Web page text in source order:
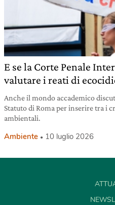
E se la Corte Penale
valutare i reati di
Anche il mondo accademico
Statuto di Roma per inserire tra i
ambientali.
Ambiente 10 luglio 2026